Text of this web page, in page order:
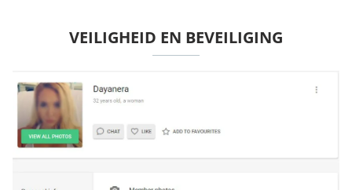
VEILIGHEID EN BEVEILIGING